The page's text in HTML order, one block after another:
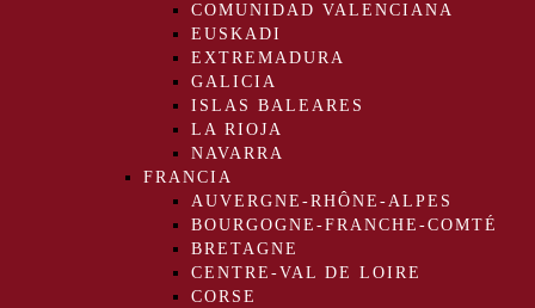
COMUNIDAD VALENCIANA
EUSKADI
EXTREMADURA
GALICIA
ISLAS BALEARES
LA RIOJA
NAVARRA
FRANCIA
AUVERGNE-RHÔNE-ALPES
BOURGOGNE-FRANCHE-COMTÉ
BRETAGNE
CENTRE-VAL DE LOIRE
CORSE